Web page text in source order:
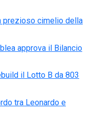
prezioso cimelio della
approva il Bilancio
il Lotto B da 803
tra Leonardo e